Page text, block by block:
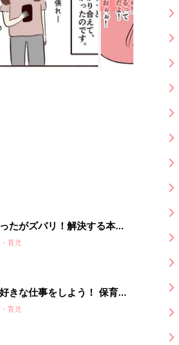
たがズバリ！解決する本
ラブ 秋号』 4カ月～2才
育児
きな仕事をしよう！ 保育
ければ方向転換したってい
育児